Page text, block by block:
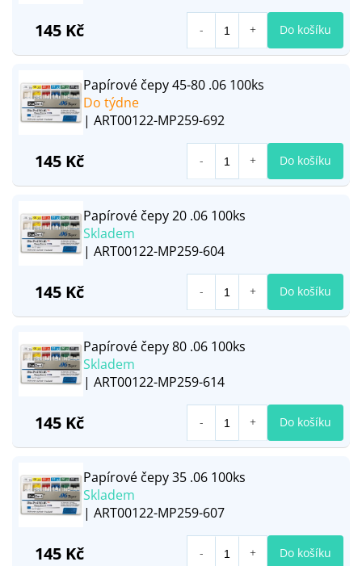
145 Kč Do košíku
Papírové čepy 45-80 .06 100ks
Do týdne
| ART00122-MP259-692
145 Kč Do košíku
Papírové čepy 20 .06 100ks
Skladem
| ART00122-MP259-604
145 Kč Do košíku
Papírové čepy 80 .06 100ks
Skladem
| ART00122-MP259-614
145 Kč Do košíku
Papírové čepy 35 .06 100ks
Skladem
| ART00122-MP259-607
145 Kč Do košíku